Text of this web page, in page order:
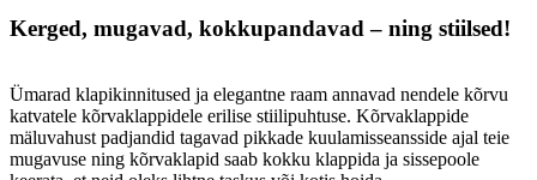
Kerged, mugavad, kokkupandavad – ning stiilsed!
Ümarad klapikinnitused ja elegantne raam annavad nendele kõrvu
katvatele kõrvaklappidele erilise stiilipuhtuse. Kõrvaklappide
mäluvahust padjandid tagavad pikkade kuulamisseansside ajal teie
mugavuse ning kõrvaklapid saab kokku klappida ja sissepoole